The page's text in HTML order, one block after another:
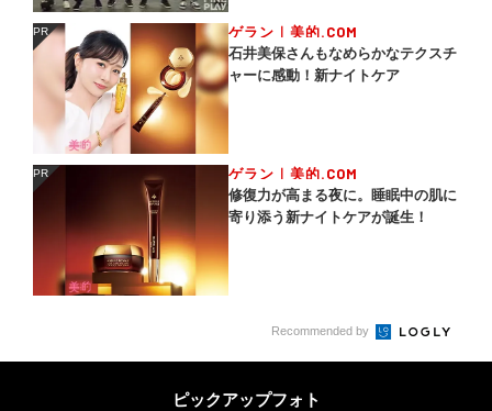
PR ゲラン｜美的.COM
石井美保さんもなめらかなテクスチ
ャーに感動！新ナイトケア
PR ゲラン｜美的.COM
修復力が高まる夜に。睡眠中の肌に
寄り添う新ナイトケアが誕生！
Recommended by
ピックアップフォト